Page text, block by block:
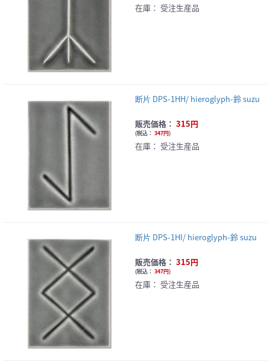
在庫： 受注生産品
断片 DPS-1HH/ hieroglyph-鈴 suzu
販売価格： 315円
(税込： 347円)
在庫： 受注生産品
断片 DPS-1HI/ hieroglyph-鈴 suzu
販売価格： 315円
(税込： 347円)
在庫： 受注生産品